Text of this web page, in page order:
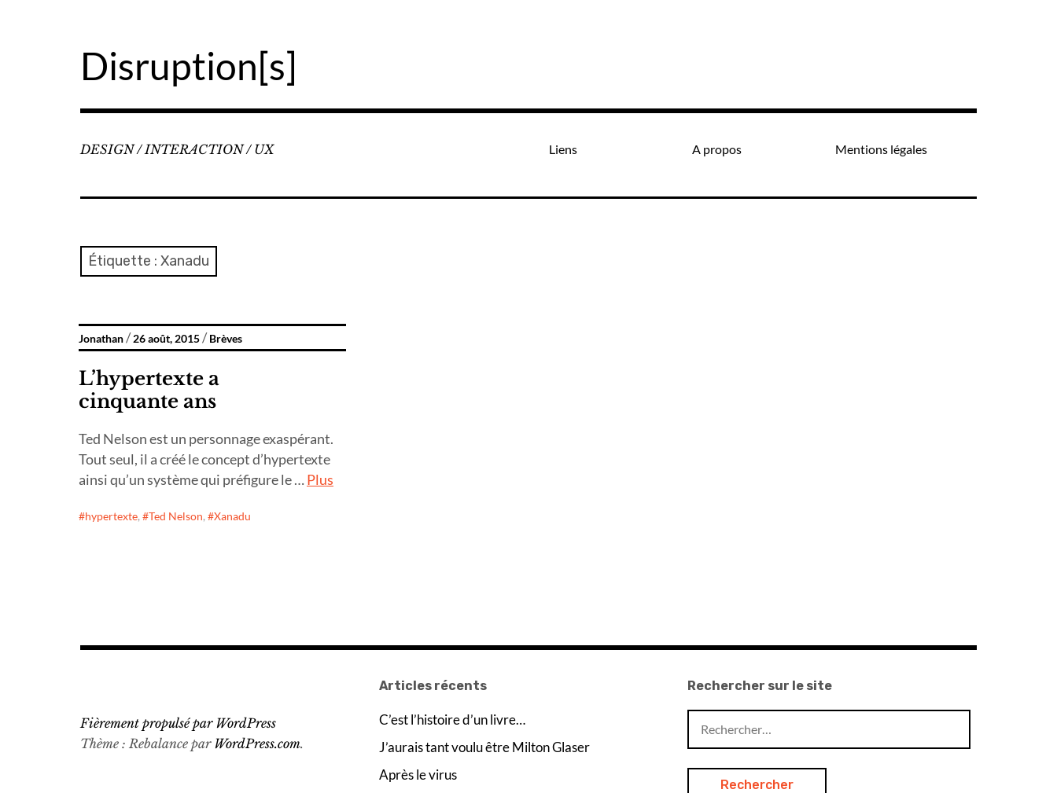
Disruption[s]
DESIGN / INTERACTION / UX Liens A propos Mentions légales
Étiquette : Xanadu
Jonathan 26 août, 2015 Brèves
L’hypertexte a
cinquante ans
Ted Nelson est un personnage exaspérant.
Tout seul, il a créé le concept d’hypertexte
ainsi qu’un système qui préfigure le …Plus
hypertexte, Ted Nelson, Xanadu
Articles récents
C’est l’histoire d’un livre…
J’aurais tant voulu être Milton Glaser
Après le virus
Rechercher sur le site
Fièrement propulsé par WordPress
Thème : Rebalance par WordPress.com.